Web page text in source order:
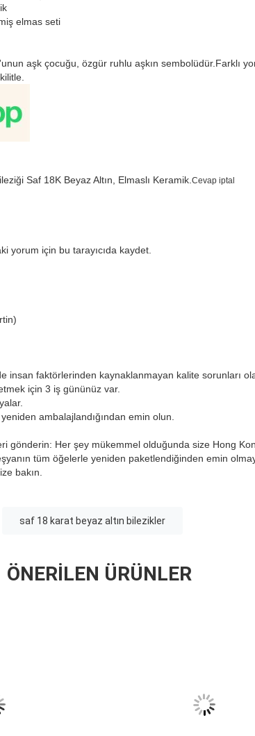
elmas seti
aşk çocuğu, özgür ruhlu aşkın sembolüdür.Farklı
Saf 18K Beyaz Altın, Elmaslı Keramik. Cevap iptal
yorum için bu tarayıcıda kaydet.
insan faktörlerinden kaynaklanmayan kalite sorunları
için 3 iş gününüz var.
ambalajlandığından emin olun.
gönderin: Her şey mükemmel olduğunda size Hong
tüm öğelerle yeniden paketlendiğinden emin
bakın.
saf 18 karat beyaz altın bilezikler
ÖNERILEN ÜRÜNLER